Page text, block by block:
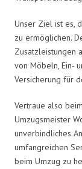
Unser Ziel ist es,
zu ermöglichen.
Zusatzleistungen
von Möbeln, Ein-
Versicherung für
Vertraue also
Umzugsmeister
unverbindliches
umfangreichen
beim Umzug zu